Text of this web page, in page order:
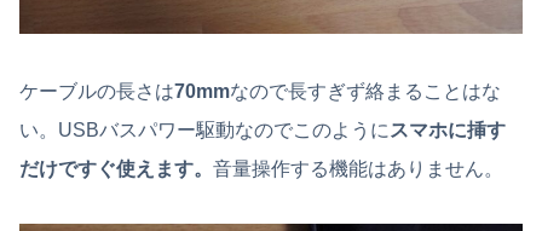
ケーブルの長さは70mmなので長すぎず絡まることはな
い。USBバスパワー駆動なのでこのようにスマホに挿す
だけですぐ使えます。 音量操作する機能はありません。